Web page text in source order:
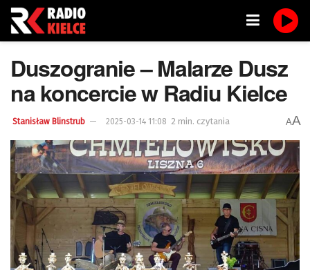
Duszogranie – Malarze Dusz
na koncercie w Radiu Kielce
Stanisław Blinstrub 2025-03-14 11:08 2 min. czytania AA